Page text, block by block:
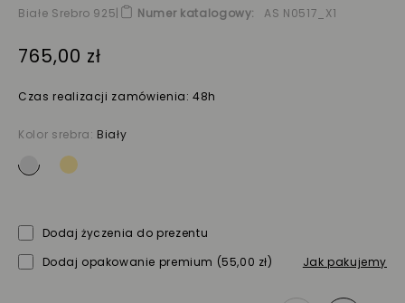
Białe Srebro 925| Numer katalogowy AS N0517_X1
765,00 zł
Czas realizacji zamówienia: 48h
Kolor srebra: Biały
Dodaj życzenia do prezentu
Dodaj opakowanie premium (55,00 zł) Jak pakujemy